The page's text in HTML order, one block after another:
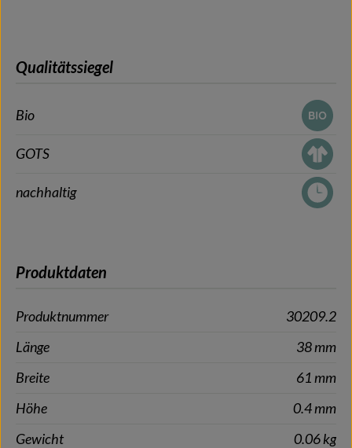
Qualitätssiegel
Bio
GOTS
nachhaltig
Produktdaten
Produktnummer
30209.2
Länge
38 mm
Breite
61 mm
Höhe
0.4 mm
Gewicht
0.06 kg